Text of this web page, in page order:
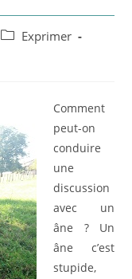
PostExprimer
Comment
peut-on
conduire
une
discussion
avec un
âne ? Un
âne c’est
stupide,